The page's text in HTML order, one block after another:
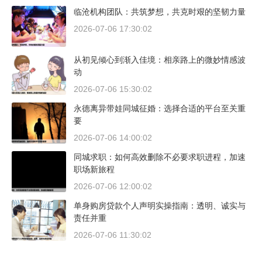
临沧机构团队：共筑梦想，共克时艰的坚韧力量
2026-07-06 17:30:02
从初见倾心到渐入佳境：相亲路上的微妙情感波
动
2026-07-06 15:30:02
永德离异带娃同城征婚：选择合适的平台至关重
要
2026-07-06 14:00:02
同城求职：如何高效删除不必要求职进程，加速
职场新旅程
2026-07-06 12:00:02
单身购房贷款个人声明实操指南：透明、诚实与
责任并重
2026-07-06 11:30:02